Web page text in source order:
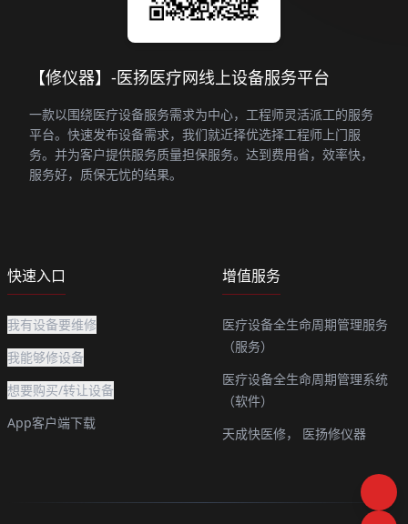
【修仪器】-医扬医疗网线上设备服务平台
一款以围绕医疗设备服务需求为中心，工程师灵活派工的服务
平台。快速发布设备需求，我们就近择优选择工程师上门服
务。并为客户提供服务质量担保服务。达到费用省，效率快，
服务好，质保无忧的结果。
快速入口
我有设备要维修
我能够修设备
想要购买/转让设备
App客户端下载
增值服务
医疗设备全生命周期管理服务
（服务）
医疗设备全生命周期管理系统
（软件）
天成快医修，
医扬修仪器